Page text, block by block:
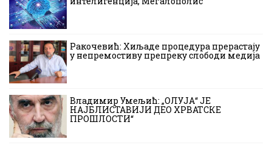
Ракочевић: Хиљаде процедура прерастају
у непремостиву препреку слободи медија
Владимир Умељић: „ОЛУЈА“ ЈЕ
НАЈБЛИСТАВИЈИ ДЕО ХРВАТСКЕ
ПРОШЛОСТИ“